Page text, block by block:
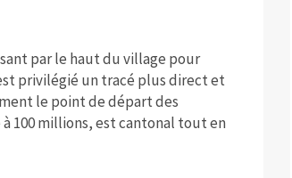
par le haut du village pour
privilégié un tracé plus direct et
le point de départ des
100 millions, est cantonal tout en